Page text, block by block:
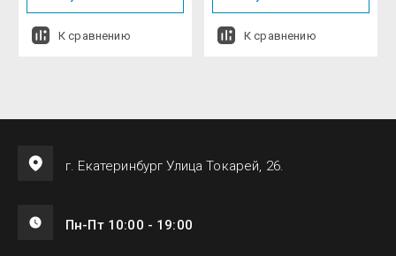
К сравнению К сравнению
г. Екатеринбург Улица Токарей, 26.
Пн-Пт 10:00 - 19:00